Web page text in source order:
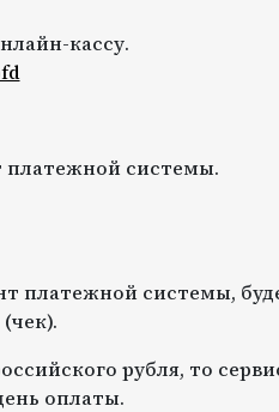
кассу.
платежной системы.
платежной системы,
рубля, то
оплаты.